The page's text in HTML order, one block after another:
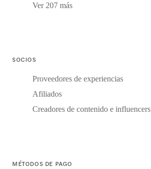
Ver 207 más
SOCIOS
Proveedores de experiencias
Afiliados
Creadores de contenido e influencers
MÉTODOS DE PAGO